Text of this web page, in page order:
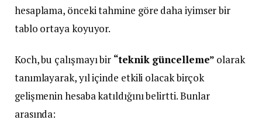
hesaplama, önceki tahmine göre daha iyimser bir
tablo ortaya koyuyor.
Koch, bu çalışmayı bir “teknik güncelleme” olarak
tanımlayarak, yıl içinde etkili olacak birçok
gelişmenin hesaba katıldığını belirtti. Bunlar
arasında: